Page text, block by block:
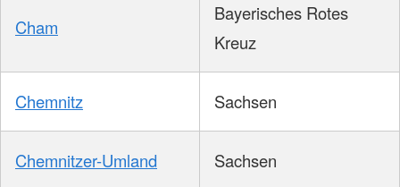
Cham
Bayerisches Rotes
Kreuz
Chemnitz Sachsen
Chemnitzer-Umland Sachsen